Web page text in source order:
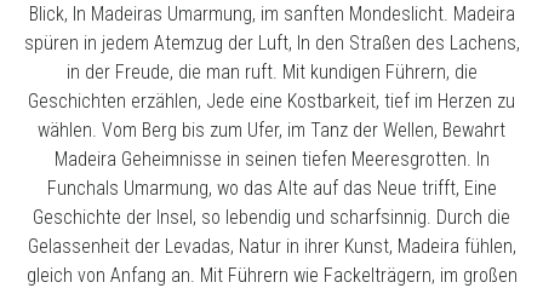
Blick, In Madeiras Umarmung, im sanften Mondeslicht. Madeira
spüren in jedem Atemzug der Luft, In den Straßen des Lachens,
in der Freude, die man ruft. Mit kundigen Führern, die
Geschichten erzählen, Jede eine Kostbarkeit, tief im Herzen zu
wählen. Vom Berg bis zum Ufer, im Tanz der Wellen, Bewahrt
Madeira Geheimnisse in seinen tiefen Meeresgrotten. In
Funchals Umarmung, wo das Alte auf das Neue trifft, Eine
Geschichte der Insel, so lebendig und scharfsinnig. Durch die
Gelassenheit der Levadas, Natur in ihrer Kunst, Madeira fühlen,
gleich von Anfang an. Mit Führern wie Fackelträgern, im großen